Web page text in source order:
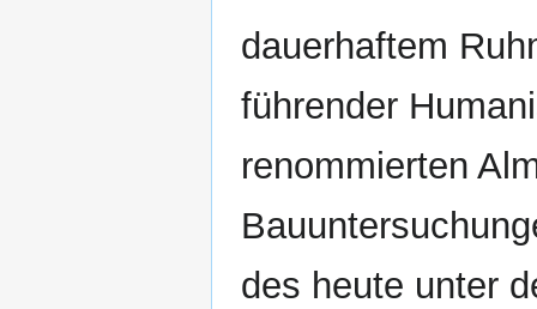
dauerhaftem
führender
renommierten
des heute unter